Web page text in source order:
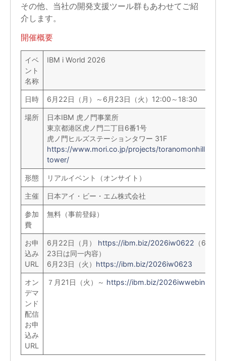
その他、当社の開発支援ツール群もあわせてご紹
介します。
開催概要
イベ
ント
名称
IBM i World 2026
日時 6月22日（月）～6月23日（火）12:00～18:30
場所
日本IBM 虎ノ門事業所
東京都港区虎ノ門二丁目6番1号
虎ノ門ヒルズステーションタワー 31F
https://www.mori.co.jp/projects/toranomonhills/
tower/
形態 リアルイベント（オンサイト）
主催 日本アイ・ビー・エム株式会社
参加
費
無料（事前登録）
お申
込み
URL
6月22日（月） https://ibm.biz/2026iw0622 （6月22
23日は同一内容）
6月23日（火） https://ibm.biz/2026iw0623
オン
デマ
ンド
配信
お申
込み
URL
７月21日（火）～ https://ibm.biz/2026iwwebinar